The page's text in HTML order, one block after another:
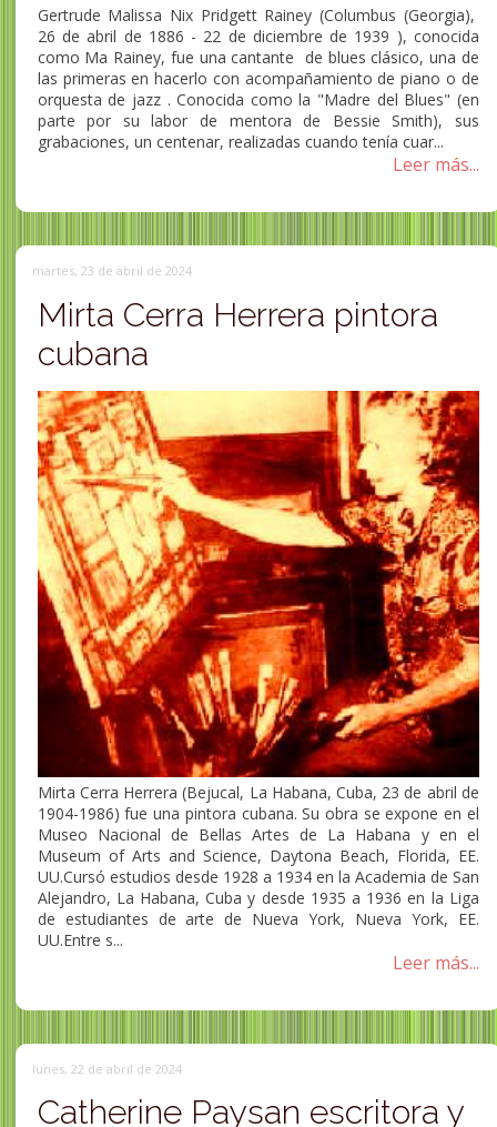
Gertrude Malissa Nix Pridgett Rainey (Columbus (Georgia),
26 de abril de 1886 - 22 de diciembre de 1939 ​), conocida
como Ma Rainey, fue una cantante de blues clásico, una de
las primeras en hacerlo con acompañamiento de piano o de
orquesta de jazz ​. Conocida como la "Madre del Blues" (en
parte por su labor de mentora de Bessie Smith), sus
grabaciones, un centenar, realizadas cuando tenía cuar...
Leer más...
martes, 23 de abril de 2024
Mirta Cerra Herrera pintora
cubana
Mirta Cerra Herrera (Bejucal, La Habana, Cuba, 23 de abril de
1904-1986) fue una pintora cubana. Su obra se expone en el
Museo Nacional de Bellas Artes de La Habana y en el
Museum of Arts and Science, Daytona Beach, Florida, EE.
UU.Cursó estudios desde 1928 a 1934 en la Academia de San
Alejandro, La Habana, Cuba y desde 1935 a 1936 en la Liga
de estudiantes de arte de Nueva York, Nueva York, EE.
UU.Entre s...
Leer más...
lunes, 22 de abril de 2024
Catherine Paysan escritora y